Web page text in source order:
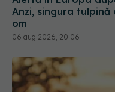
Anzi, singura
om
06 aug 2026, 20:06